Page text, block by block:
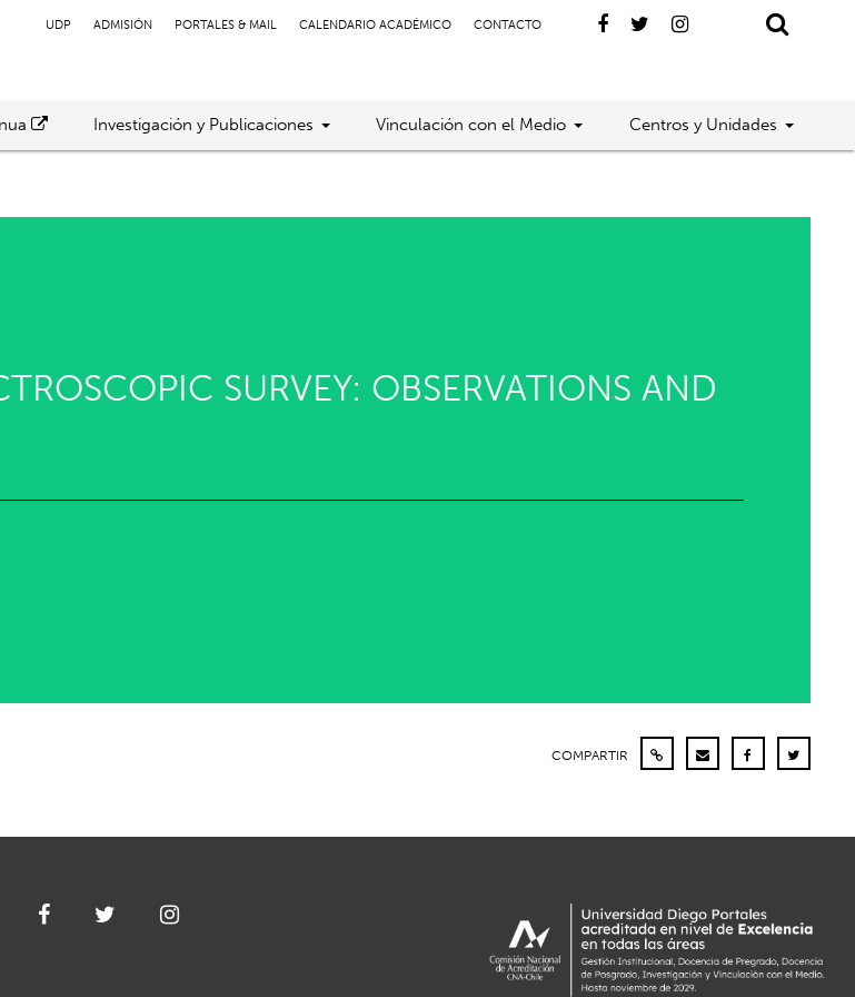
UDP ADMISIÓN PORTALES & MAIL CALENDARIO ACADÉMICO CONTACTO
Investigación y Publicaciones Vinculación con el Medio Centros y Unidades
SURVEY: OBSERVATIONS AND
COMPARTIR